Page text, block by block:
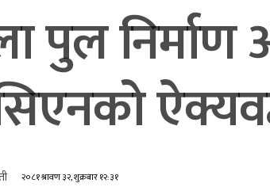
पुल निर्माण
२०८१ श्रावण ३२, शुक्रबार १२:३१